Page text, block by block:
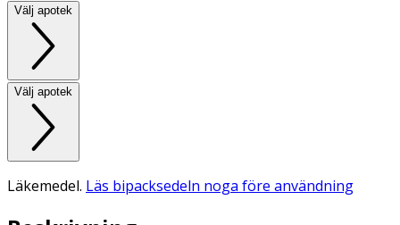
Välj apotek
Välj apotek
Läkemedel. Läs bipacksedeln noga före användning